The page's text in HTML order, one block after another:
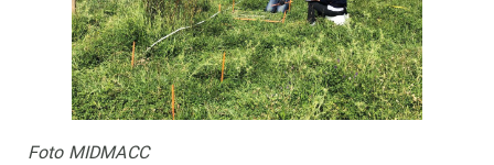
Foto MIDMACC